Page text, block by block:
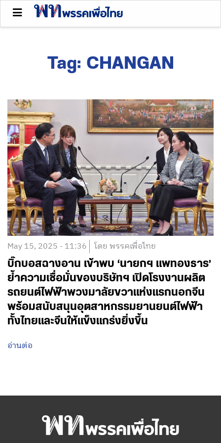
Tag: CHANGAN
May 15, 2025 - 11:36 โดย พรรคเพื่อไทย
บิ๊กบอสฉางอาน เข้าพบ ‘นายกฯ แพทองธาร’
ย้ำความเชื่อมั่นของบริษัทฯ เปิดโรงงานผลิต
รถยนต์ไฟฟ้าพวงมาลัยขวาแห่งแรกนอกจีน
พร้อมสนับสนุนอุตสาหกรรมยานยนต์ไฟฟ้า
ทั้งไทยและจีนให้แข็งแกร่งยิ่งขึ้น
อ่านต่อ